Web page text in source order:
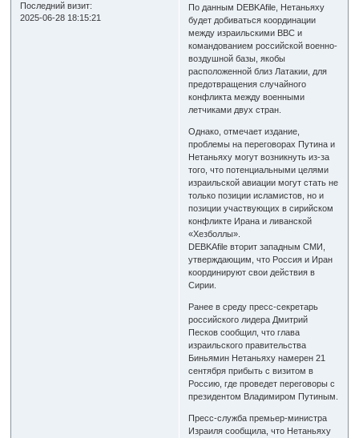
Последний визит:
2025-06-28 18:15:21
По данным DEBKAfile, Нетаньяху
будет добиваться координации
между израильскими ВВС и
командованием российской военно-
воздушной базы, якобы
расположенной близ Латакии, для
предотвращения случайного
конфликта между военными
летчиками двух стран.
Однако, отмечает издание,
проблемы на переговорах Путина и
Нетаньяху могут возникнуть из-за
того, что потенциальными целями
израильской авиации могут стать не
только позиции исламистов, но и
позиции участвующих в сирийском
конфликте Ирана и ливанской
«Хезболлы».
DEBKAfile вторит западным СМИ,
утверждающим, что Россия и Иран
координируют свои действия в
Сирии.
Ранее в среду пресс-секретарь
российского лидера Дмитрий
Песков сообщил, что глава
израильского правительства
Биньямин Нетаньяху намерен 21
сентября прибыть с визитом в
Россию, где проведет переговоры с
президентом Владимиром Путиным.
Пресс-служба премьер-министра
Израиля сообщила, что Нетаньяху